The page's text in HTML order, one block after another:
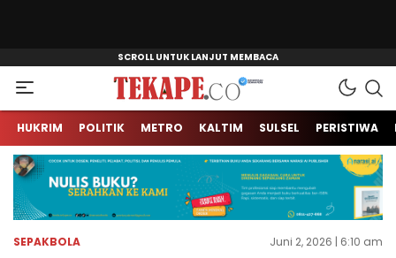
Tekape.co
Jendela Informasi Kita
HUKRIM POLITIK METRO KALTIM SULSEL PERISTIWA
SEPAKBOLA Juni 2, 2026 | 6:10 am